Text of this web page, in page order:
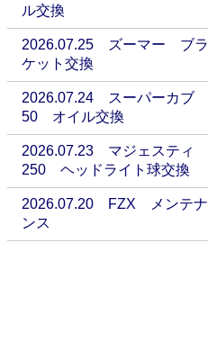
ル交換
2026.07.25 ズーマー ブラ
ケット交換
2026.07.24 スーパーカブ
50 オイル交換
2026.07.23 マジェスティ
250 ヘッドライト球交換
2026.07.20 FZX メンテナ
ンス